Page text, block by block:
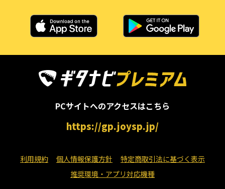
PCサイトへのアクセスはこちら
https://gp.joysp.jp/
利用規約 個人情報保護方針
特定商取引法に基づく表示
推奨環境・アプリ対応機種